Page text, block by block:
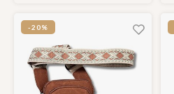
-20%